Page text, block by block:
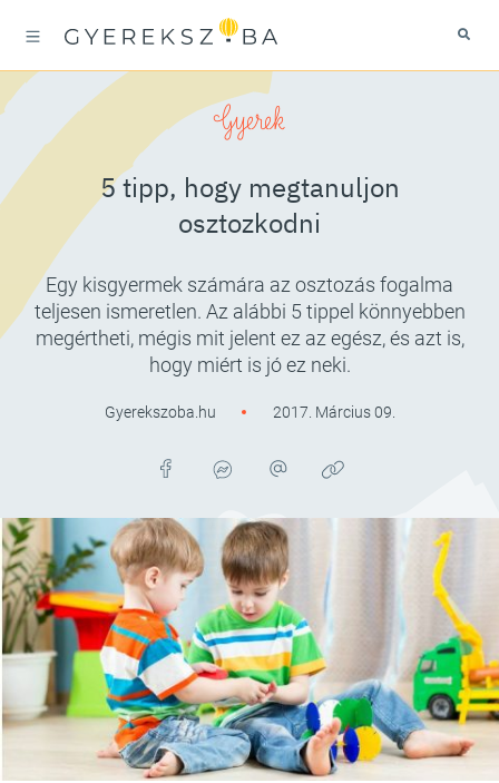
Gyerek
5 tipp, hogy megtanuljon
osztozkodni
Egy kisgyermek számára az osztozás fogalma
teljesen ismeretlen. Az alábbi 5 tippel könnyebben
megértheti, mégis mit jelent ez az egész, és azt is,
hogy miért is jó ez neki.
Gyerekszoba.hu 2017. Március 09.